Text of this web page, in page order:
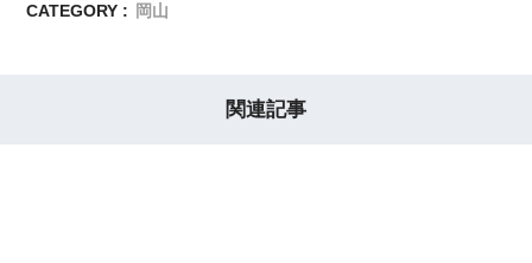
CATEGORY : 岡山
関連記事